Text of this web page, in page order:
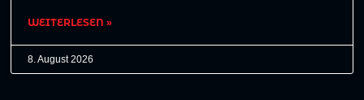
WEITERLESEN »
8. August 2026